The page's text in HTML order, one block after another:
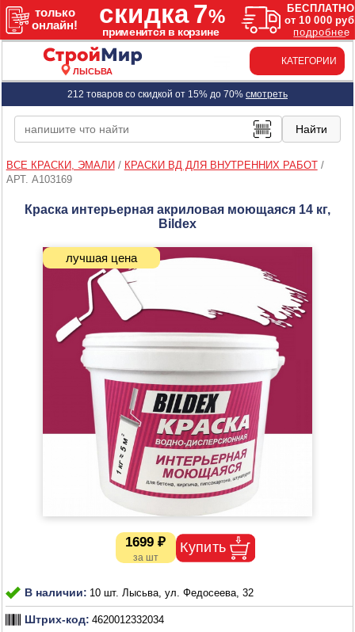
ЛЫСЬВА
КАТЕГОРИИ
212 товаров со скидкой от 15% до 70% смотреть
ВСЕ КРАСКИ, ЭМАЛИ / КРАСКИ ВД ДЛЯ ВНУТРЕННИХ РАБОТ/
АРТ. A103169
Краска интерьерная акриловая моющаяся 14 кг,
Bildex
1699 ₽
В наличии: 10 шт. Лысьва, ул. Федосеева, 32
Штрих-код: 4620012332034